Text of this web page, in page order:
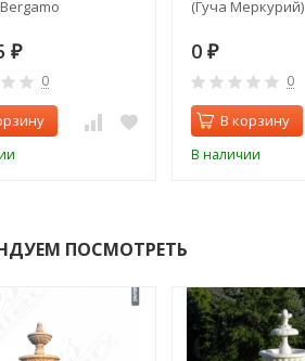
₽
0
(Гуча Меркурий)
0 ₽
0
В корзину
В наличии
ПОСМОТРЕТЬ